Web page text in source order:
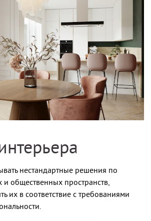
нестандартные решения по
общественных пространств,
их в соответствие с требованиями